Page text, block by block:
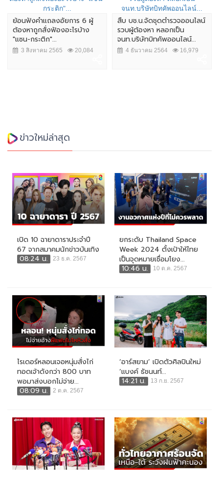
ย้อนฟังคำเเถลงอัยการ 6 ผู้
ต้องหาถูกสั่งฟ้องอะไรบ้าง
"แซน-กระติก"...
3 สิงหาคม 2565 20,084
สืบ บช.น.จัดชุดตำรวจออนไลน์
รวบผู้ต้องหา หลอกเป็น
จนท.บริษัทบิทคัพออนไลน์...
4 ธันวาคม 2564 16,979
ข่าวใหม่ล่าสุด
เปิด 10 ฉายาดาราประจำปี
67 จากสมาคมนักข่าวบันเทิง
08:24 น.
23 ธ.ค. 2567
ยกระดับ Thailand Space
Week 2024 ตั้งเป้าให้ไทย
เป็นจุดหมายเชื่อมโยง...
10:46 น.
10 ต.ค. 2567
ไรเดอร์หลอนเจอหนุ่มสั่งไก่
ทอดเจ้าดังกว่า 800 บาท
พอมาส่งบอกไม่จ่าย...
08:09 น.
2 ต.ค. 2567
‘อาร์สยาม’ เปิดตัวศิลปินใหม่
‘แบงค์ ธัชนนท์...
14:21 น.
13 ก.ย. 2567